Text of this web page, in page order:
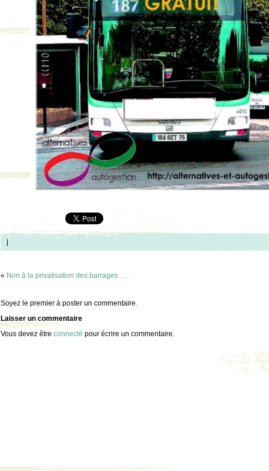
|
« Non à la privatisation des barrages . . .
Soyez le premier à poster un commentaire.
Laisser un commentaire
Vous devez être connecté pour écrire un commentaire.